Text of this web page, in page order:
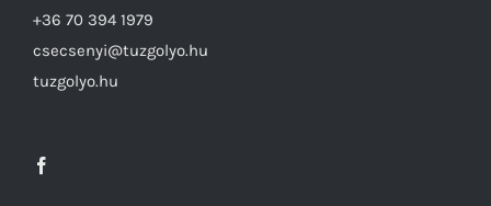
+36 70 394 1979
csecsenyi@tuzgolyo.hu
tuzgolyo.hu